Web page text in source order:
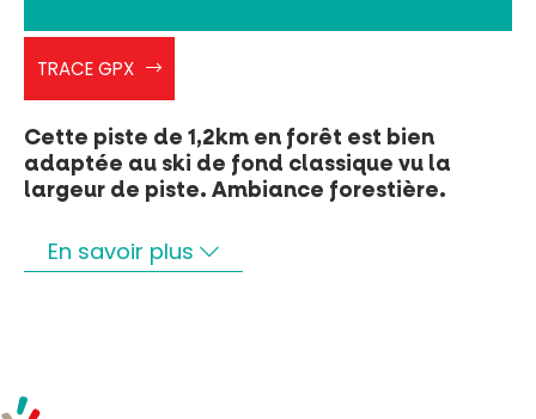
Cette piste de 1,2km en forêt est bien
adaptée au ski de fond classique vu la
largeur de piste. Ambiance forestière.
En savoir plus
TRACE GPX
lesecureuils